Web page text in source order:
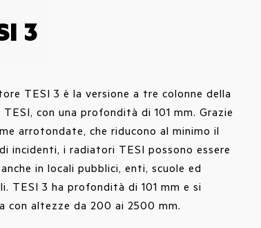
3
TESI 3 è la versione a tre colonne della
TESI, con una profondità di 101 mm. Grazie
arrotondate, che riducono al minimo il
incidenti, i radiatori TESI possono essere
in locali pubblici, enti, scuole ed
TESI 3 ha profondità di 101 mm e si
con altezze da 200 ai 2500 mm.